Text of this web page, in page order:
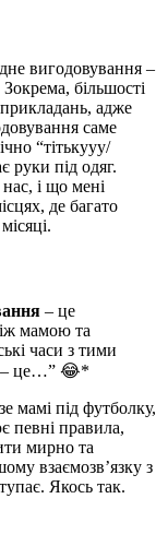
вигодовування –
Зокрема, більшості
адже
саме
“тітькууу/
під одяг.
і що мені
де багато
– це
мамою та
часи з тими
– це…” 😂*
мамі під футболку,
певні правила,
мирно та
взаємозв’язку з
Якось так.